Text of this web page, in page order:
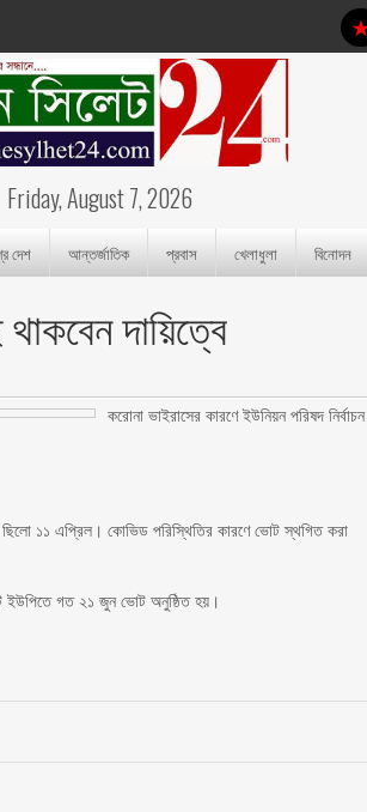
Friday, August 7, 2026
দেশ আন্তর্জাতিক প্রবাস খেলাধুলা বিনোদন
দায়িত্বে
করোনা ভাইরাসের কারণে ইউনিয়ন পরিষদ নির্বাচন
১১ এপ্রিল। কোভিড পরিস্থিতির কারণে ভোট স্থগিত করা
ইউপিতে গত ২১ জুন ভোট অনুষ্ঠিত হয়।